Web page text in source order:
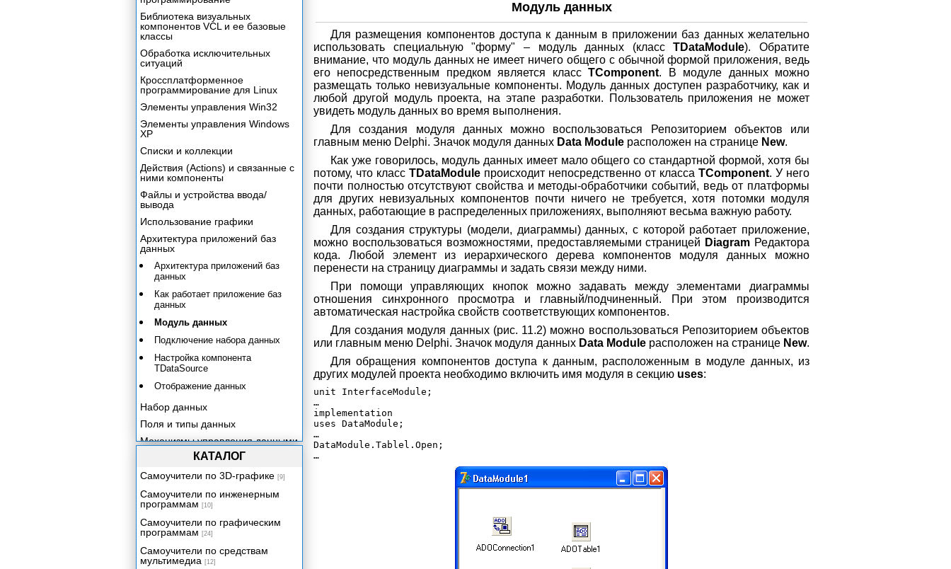
Модуль данных
Для размещения компонентов доступа к данным в приложении баз данных желательно
использовать специальную "форму" – модуль данных (классTDataModule). Обратите
внимание, что модуль данных не имеет ничего общего с обычной формой приложения, ведь
его непосредственным предком является классTComponent. В модуле данных можно
размещать только невизуальные компоненты. Модуль данных доступен разработчику, как и
любой другой модуль проекта, на этапе разработки. Пользователь приложения не может
увидеть модуль данных во время выполнения.
Для создания модуля данных можно воспользоваться Репозиторием объектов или
главным меню Delphi. Значок модуля данных Data Module расположен на странице New.
Как уже говорилось, модуль данных имеет мало общего со стандартной формой, хотя бы
потому, что класс TDataModule происходит непосредственно от класса TComponent. У него
почти полностью отсутствуют свойства и методы-обработчики событий, ведь от платформы
для других невизуальных компонентов почти ничего не требуется, хотя потомки модуля
данных, работающие в распределенных приложениях, выполняют весьма важную работу.
Для создания структуры (модели, диаграммы) данных, с которой работает приложение,
можно воспользоваться возможностями, предоставляемыми страницей Diagram Редактора
кода. Любой элемент из иерархического дерева компонентов модуля данных можно
перенести на страницу диаграммы и задать связи между ними.
При помощи управляющих кнопок можно задавать между элементами диаграммы
отношения синхронного просмотра и главный/подчиненный. При этом производится
автоматическая настройка свойств соответствующих компонентов.
Для создания модуля данных (рис. 11.2) можно воспользоваться Репозиторием объектов
или главным меню Delphi. Значок модуля данных Data Module расположен на странице New.
Для обращения компонентов доступа к данным, расположенным в модуле данных, из
других модулей проекта необходимо включить имя модуля в секцию uses:
unit InterfaceModule;
…
implementation
uses DataModule;
…
DataModule.Tablel.Open;
Библиотека визуальных
компонентов VCL и ее базовые
классы
Обработка исключительных
ситуаций
Кроссплатформенное
программирование для Linux
Элементы управления Win32
Элементы управления Windows
XP
Списки и коллекции
Действия (Actions) и связанные с
ними компоненты
Файлы и устройства ввода/
вывода
Использование графики
Архитектура приложений баз
данных
Архитектура приложений баз
данных
Как работает приложение баз
данных
Модуль данных
Подключение набора данных
Настройка компонента
TDataSource
Отображение данных
Набор данных
Поля и типы данных
Механизмы управления данными
Компоненты отображения
Процессор баз данных Borland
Database Engine
Технология dbExpress
Сервер баз данных InterBase и
компоненты InterBase Express
Использование ADO средствами
Delphi
КАТАЛОГ
Самоучители по 3D-графике [9]
Самоучители по инженерным
программам [10]
Самоучители по графическим
программам [24]
Самоучители по средствам
мультимедиа [12]